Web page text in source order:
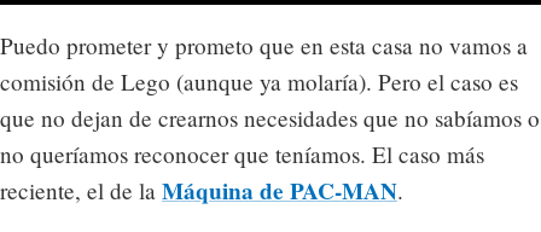
Puedo prometer y prometo que en esta casa no vamos a
comisión de Lego (aunque ya molaría). Pero el caso es
que no dejan de crearnos necesidades que no sabíamos o
no queríamos reconocer que teníamos. El caso más
reciente, el de la Máquina de PAC-MAN.